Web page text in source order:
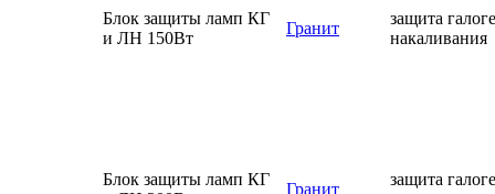
Блок защиты ламп КГ
и ЛН 150Вт
Гранит
защита
накаливания
Блок защиты ламп КГ
Гранит
защита